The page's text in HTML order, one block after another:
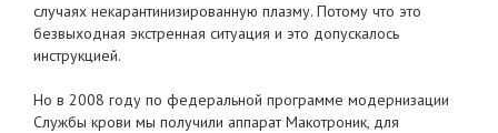
случаях некарантинизированную плазму. Потому что это
безвыходная экстренная ситуация и это допускалось
инструкцией.
Но в 2008 году по федеральной программе модернизации
Службы крови мы получили аппарат Макотроник, для